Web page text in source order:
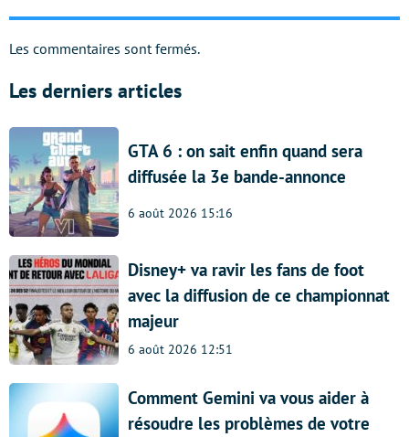
Les commentaires sont fermés.
Les derniers articles
GTA 6 : on sait enfin quand sera
diffusée la 3e bande-annonce
6 août 2026 15:16
Disney+ va ravir les fans de foot
avec la diffusion de ce championnat
majeur
6 août 2026 12:51
Comment Gemini va vous aider à
résoudre les problèmes de votre